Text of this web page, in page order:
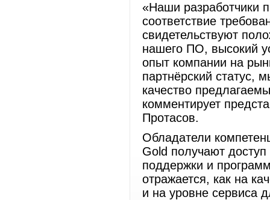
«Наши разработчики
соответствие
свидетельствуют
нашего ПО, высокий
опыт компании на
партнёрский статус,
качество
комментирует
Протасов.
Обладатели
Gold получают
поддержки и
отражается, как на
и на уровне сервиса